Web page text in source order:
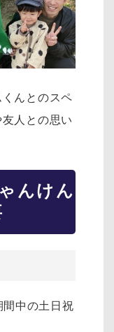
んとのスペ
人との思い
んけん
間中の土日祝